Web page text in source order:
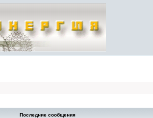
Последние сообщения